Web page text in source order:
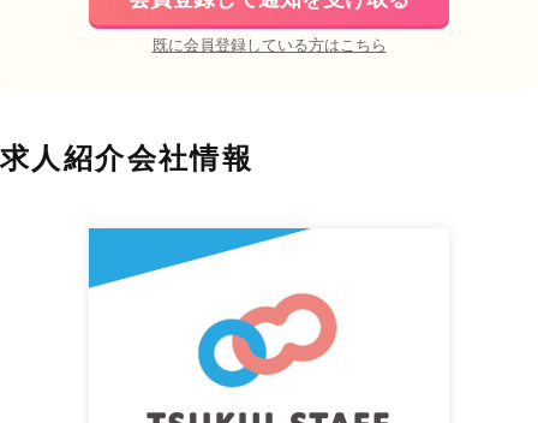
既に会員登録している方はこちら
求人紹介会社情報